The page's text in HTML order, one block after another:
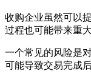
收购企业虽然可以
过程也可能带来重大
一个常见的风险是
可能导致交易完成